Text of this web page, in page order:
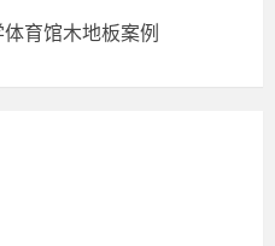
育馆木地板案例